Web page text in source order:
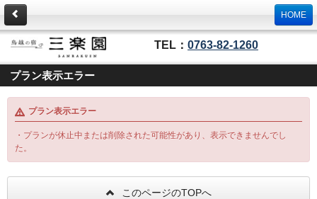
HOME
TEL： 0763-82-1260
プラン表示エラー
プラン表示エラー
・プランが休止中または削除された可能性があり、表示できませんでし
た。
このページのTOPへ